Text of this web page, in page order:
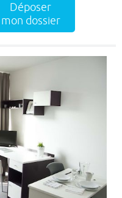
Déposer
mon dossier